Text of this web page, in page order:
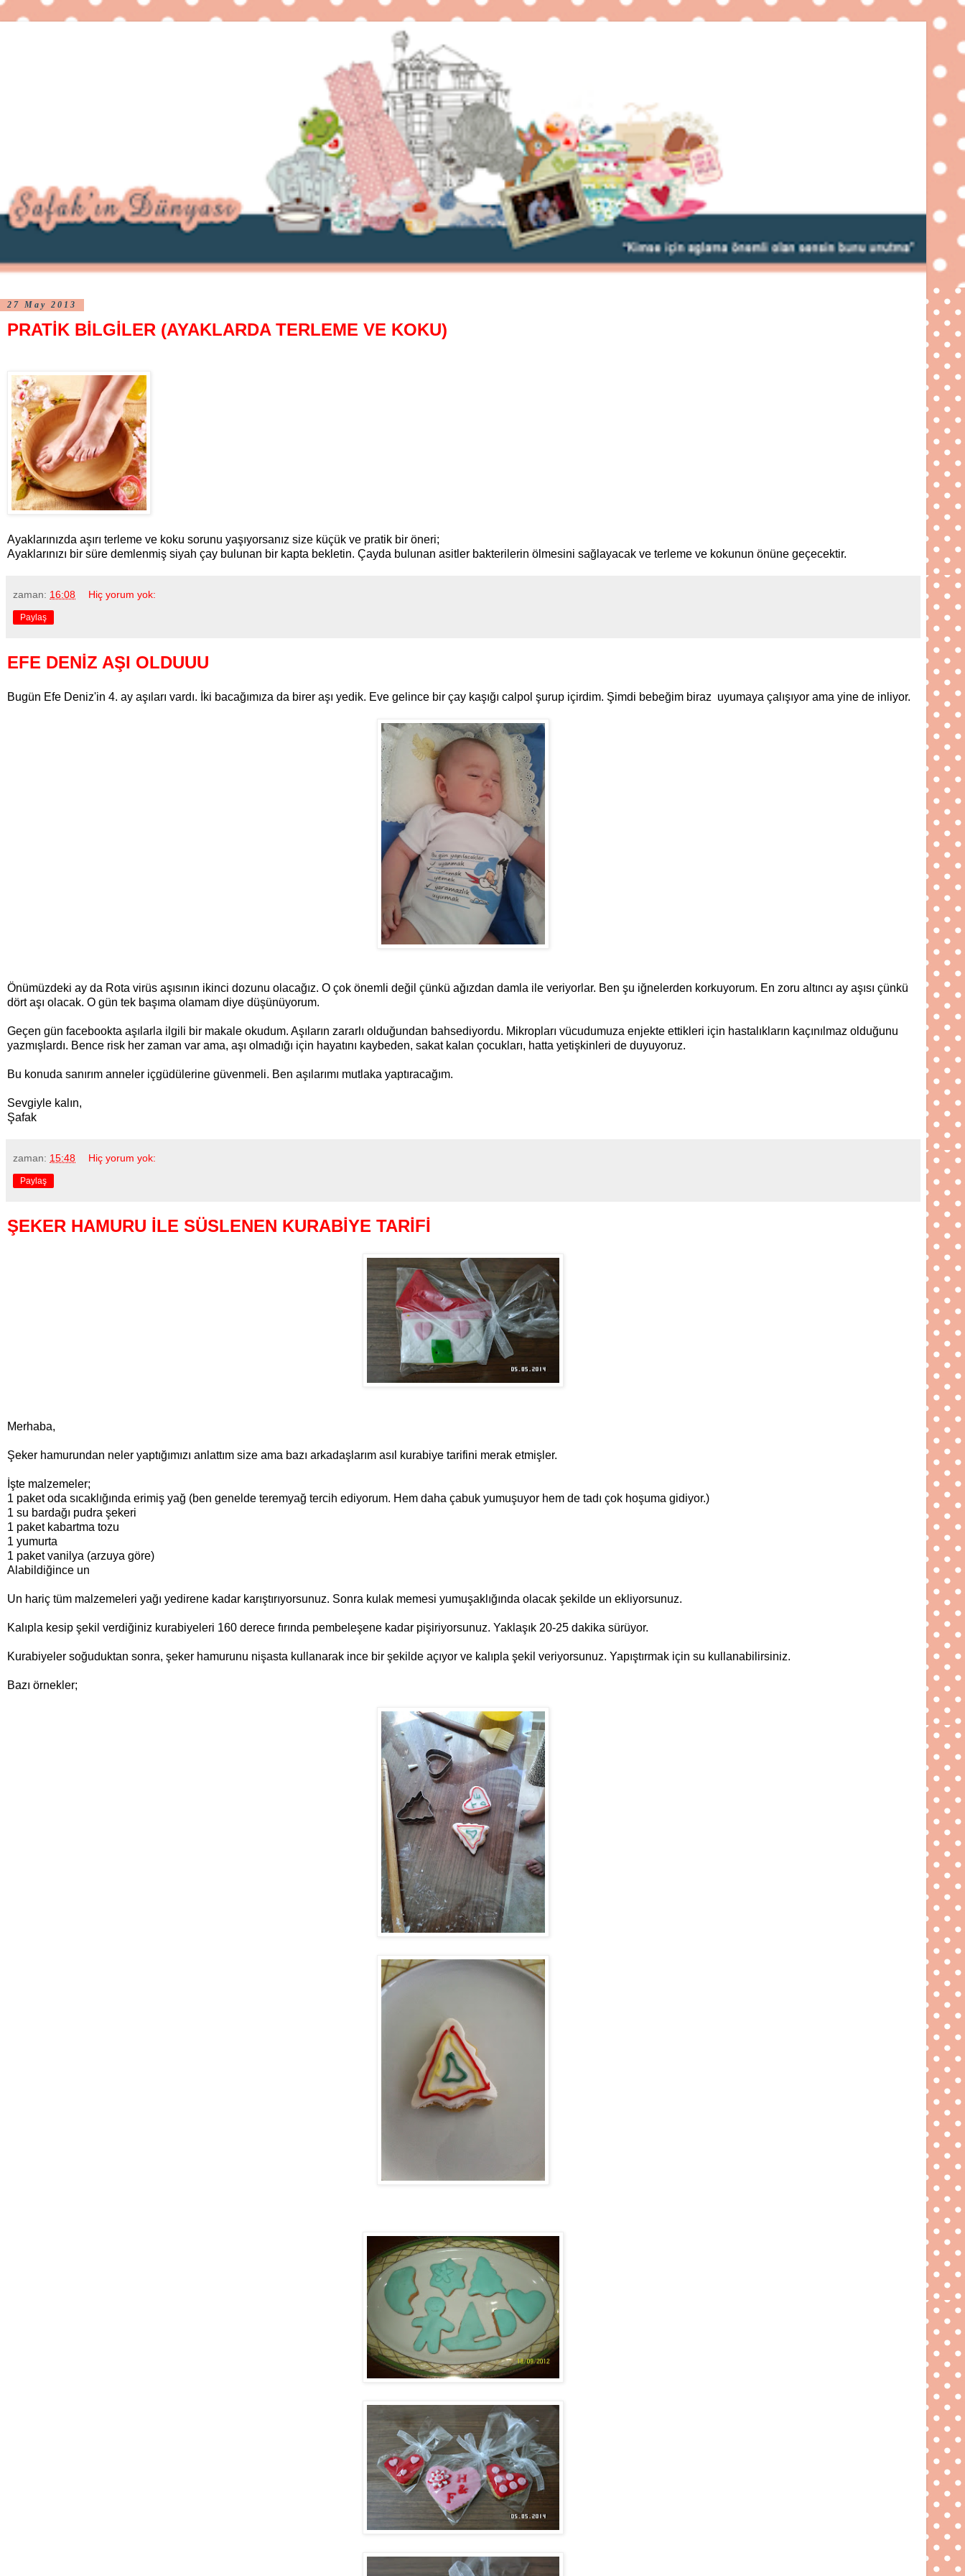
27 May 2013
PRATİK BİLGİLER (AYAKLARDA TERLEME VE KOKU)
Ayaklarınızda aşırı terleme ve koku sorunu yaşıyorsanız size küçük ve pratik bir öneri;
Ayaklarınızı bir süre demlenmiş siyah çay bulunan bir kapta bekletin. Çayda bulunan asitler bakterilerin ölmesini sağlayacak ve terleme ve kokunun önüne geçecektir.
zaman: 16:08 Hiç yorum yok:
Paylaş
EFE DENİZ AŞI OLDUUU
Bugün Efe Deniz'in 4. ay aşıları vardı. İki bacağımıza da birer aşı yedik. Eve gelince bir çay kaşığı calpol şurup içirdim. Şimdi bebeğim biraz uyumaya çalışıyor ama yine de inliyor.
Önümüzdeki ay da Rota virüs aşısının ikinci dozunu olacağız. O çok önemli değil çünkü ağızdan damla ile veriyorlar. Ben şu iğnelerden korkuyorum. En zoru altıncı ay aşısı çünkü
dört aşı olacak. O gün tek başıma olamam diye düşünüyorum.
Geçen gün facebookta aşılarla ilgili bir makale okudum. Aşıların zararlı olduğundan bahsediyordu. Mikropları vücudumuza enjekte ettikleri için hastalıkların kaçınılmaz olduğunu
yazmışlardı. Bence risk her zaman var ama, aşı olmadığı için hayatını kaybeden, sakat kalan çocukları, hatta yetişkinleri de duyuyoruz.
Bu konuda sanırım anneler içgüdülerine güvenmeli. Ben aşılarımı mutlaka yaptıracağım.
Sevgiyle kalın,
Şafak
zaman: 15:48 Hiç yorum yok:
Paylaş
ŞEKER HAMURU İLE SÜSLENEN KURABİYE TARİFİ
Merhaba,
Şeker hamurundan neler yaptığımızı anlattım size ama bazı arkadaşlarım asıl kurabiye tarifini merak etmişler.
İşte malzemeler;
1 paket oda sıcaklığında erimiş yağ (ben genelde teremyağ tercih ediyorum. Hem daha çabuk yumuşuyor hem de tadı çok hoşuma gidiyor.)
1 su bardağı pudra şekeri
1 paket kabartma tozu
1 yumurta
1 paket vanilya (arzuya göre)
Alabildiğince un
Un hariç tüm malzemeleri yağı yedirene kadar karıştırıyorsunuz. Sonra kulak memesi yumuşaklığında olacak şekilde un ekliyorsunuz.
Kalıpla kesip şekil verdiğiniz kurabiyeleri 160 derece fırında pembeleşene kadar pişiriyorsunuz. Yaklaşık 20-25 dakika sürüyor.
Kurabiyeler soğuduktan sonra, şeker hamurunu nişasta kullanarak ince bir şekilde açıyor ve kalıpla şekil veriyorsunuz. Yapıştırmak için su kullanabilirsiniz.
Bazı örnekler;